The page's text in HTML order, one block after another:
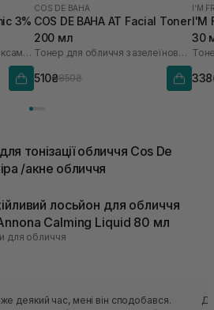
3%
Тонер для обличчя з транексамовою кислотою
COS DE BAHA
COS DE BAHA AT Facial Toner
200 мл
Тонер для обличчя з азелеїновою кислотою
510₴850₴
I'M
I'M
30
тонізації обличчя Cos De
/акне обличчя
лосьйон для обличчя
Calming Liquid 80 мл
для обличчя
деякий час, мені він сподобався.